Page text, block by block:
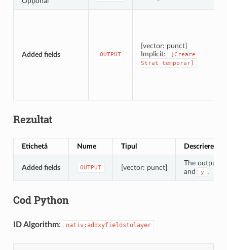
Added fields OUTPUT
[vector: punct]
Implicit:
[Creare
Strat
temporar]
Rezultat
Etichetă Nume Tipul Descriere
Added fields OUTPUT [vector: punct]
The output
and
y .
Cod Python
ID Algorithm: nativ:addxyfieldstolayer